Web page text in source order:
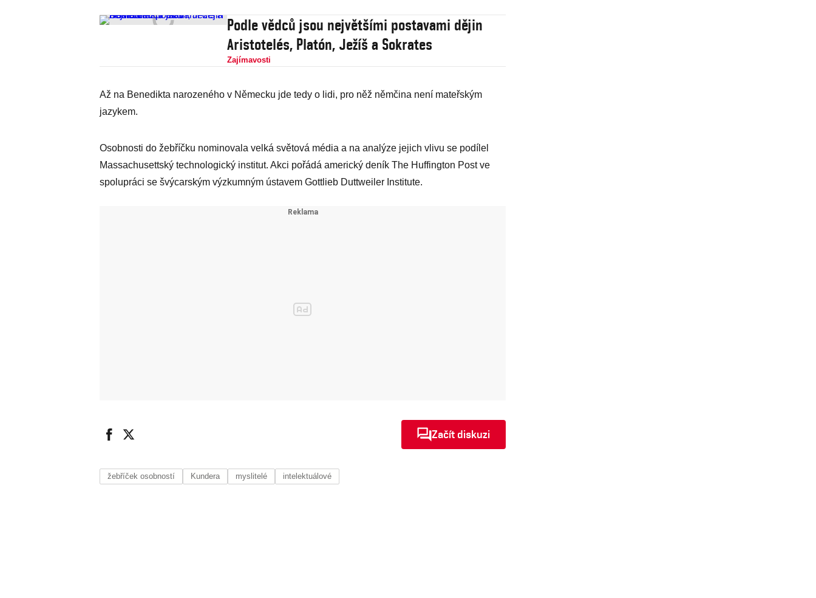
Podle vědců jsou největšími postavami dějin
Aristotelés, Platón, Ježíš a Sokrates
Zajímavosti
Až na Benedikta narozeného v Německu jde tedy o lidi, pro něž němčina není mateřským
jazykem.
Osobnosti do žebříčku nominovala velká světová média a na analýze jejich vlivu se podílel
Massachusettský technologický institut. Akci pořádá americký deník The Huffington Post ve
spolupráci se švýcarským výzkumným ústavem Gottlieb Duttweiler Institute.
Začít diskuzi
žebříček osobností Kundera myslitelé intelektuálové